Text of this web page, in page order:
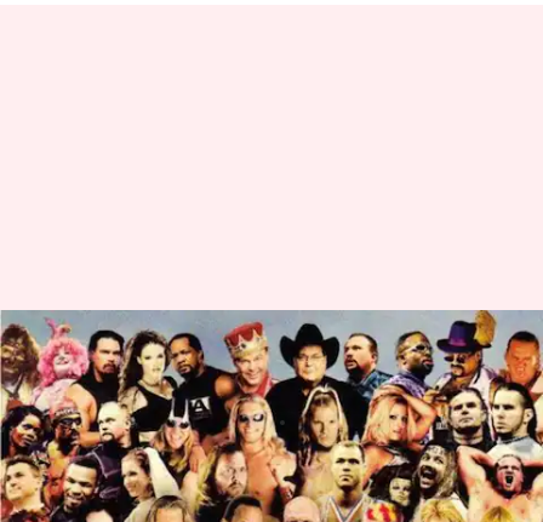
WWE: 5 ऐसे पात्र जो वास्तविक लोगों
की जिंदगी पर आधारित थे
लेखन Neeraj Pandey Dec 04, 2018 07:07 pm
क्या है खबर?